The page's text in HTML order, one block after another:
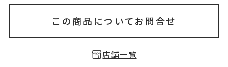
この商品についてお問合せ
店舗一覧